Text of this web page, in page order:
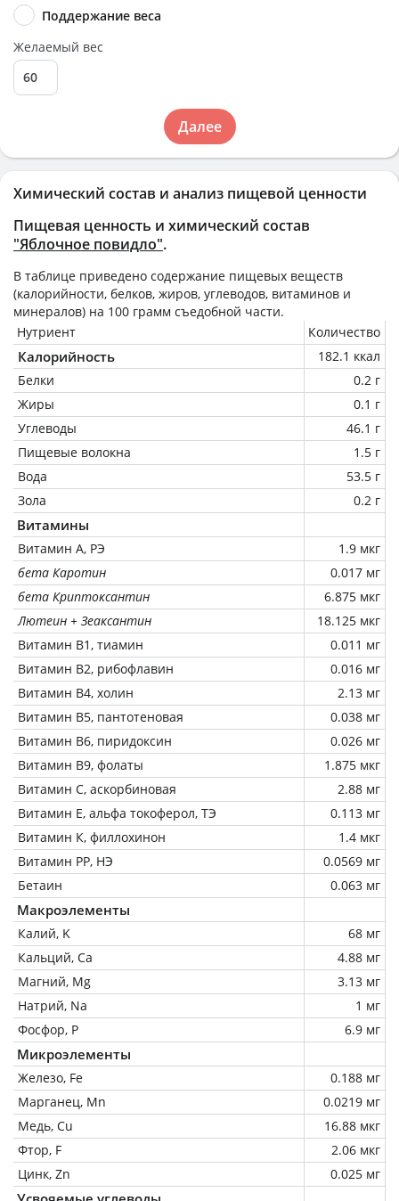
Химический состав и анализ пищевой ценности
Пищевая ценность и химический состав
"Яблочное повидло".
В таблице приведено содержание пищевых веществ
(калорийности, белков, жиров, углеводов, витаминов и
минералов) на 100 грамм съедобной части.
Нутриент
Количество
Калорийность
182.1 ккал
Белки
0.2 г
Жиры
0.1 г
Углеводы
46.1 г
Пищевые волокна
1.5 г
Вода
53.5 г
Зола
0.2 г
Витамины
Витамин А, РЭ
1.9 мкг
бета Каротин
0.017 мг
бета Криптоксантин
6.875 мкг
Лютеин + Зеаксантин
18.125 мкг
Витамин В1, тиамин
0.011 мг
Витамин В2, рибофлавин
0.016 мг
Витамин В4, холин
2.13 мг
Витамин В5, пантотеновая
0.038 мг
Витамин В6, пиридоксин
0.026 мг
Витамин В9, фолаты
1.875 мкг
Витамин C, аскорбиновая
2.88 мг
Витамин Е, альфа токоферол, ТЭ
0.113 мг
Витамин К, филлохинон
1.4 мкг
Витамин РР, НЭ
0.0569 мг
Бетаин
0.063 мг
Макроэлементы
Калий, K
68 мг
Кальций, Ca
4.88 мг
Магний, Mg
3.13 мг
Натрий, Na
1 мг
Фосфор, P
6.9 мг
Микроэлементы
Железо, Fe
0.188 мг
Марганец, Mn
0.0219 мг
Медь, Cu
16.88 мкг
Фтор, F
2.06 мкг
Цинк, Zn
0.025 мг
Поддержание веса
Желаемый вес
Далее